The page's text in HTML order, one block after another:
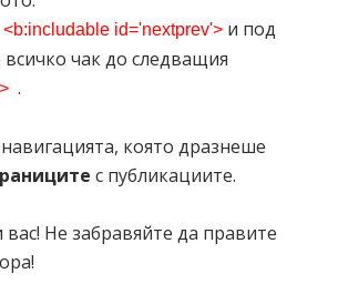
<b:includable id='nextprev'> и под
чак до следващия
.
която дразнеше
с публикациите.
вас! Не забравяйте да правите